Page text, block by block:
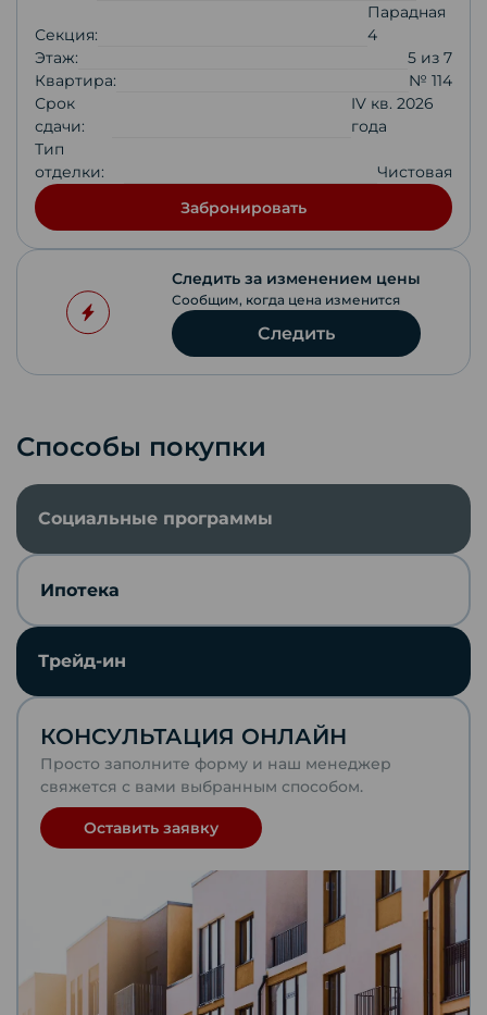
Секция:
Парадная
4
Этаж:
5 из 7
Квартира:
№ 114
Срок
сдачи:
IV кв. 2026
года
Тип
отделки:
Чистовая
Забронировать
Следить за изменением цены
Сообщим, когда цена изменится
Следить
Скопировать ссылку
Отправить по почте
VKontakte
WhatsApp
Способы покупки
Социальные программы
Ипотека
Трейд-ин
КОНСУЛЬТАЦИЯ ОНЛАЙН
Просто заполните форму и наш менеджер
свяжется с вами выбранным способом.
Оставить заявку